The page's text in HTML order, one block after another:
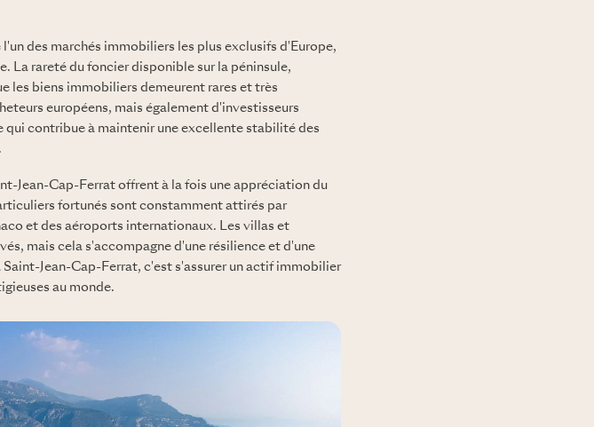
des marchés immobiliers les plus exclusifs d'Europe,
La rareté du foncier disponible sur la péninsule,
les biens immobiliers demeurent rares et très
européens, mais également d'investisseurs
contribue à maintenir une excellente stabilité des
Jean-Cap-Ferrat offrent à la fois une appréciation du
fortunés sont constamment attirés par
et des aéroports internationaux. Les villas et
mais cela s'accompagne d'une résilience et d'une
Jean-Cap-Ferrat, c'est s'assurer un actif immobilier
au monde.